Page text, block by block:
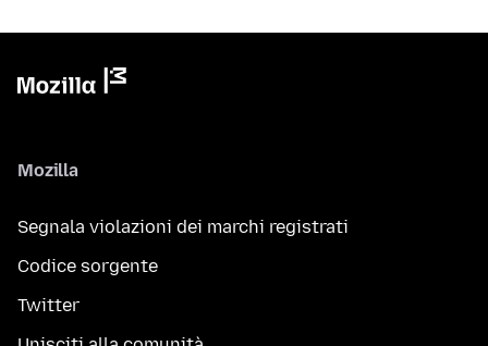
Mozilla
Segnala violazioni dei marchi registrati
Codice sorgente
Twitter